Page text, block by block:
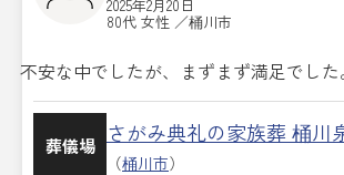
2025年2月20日
80代 女性 ／桶川市
不安な中でしたが、まずまず満足でした
葬儀場 さがみ典礼の家族葬 桶川
（桶川市）